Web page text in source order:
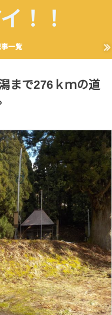
！！
一覧
まで276ｋｍの道